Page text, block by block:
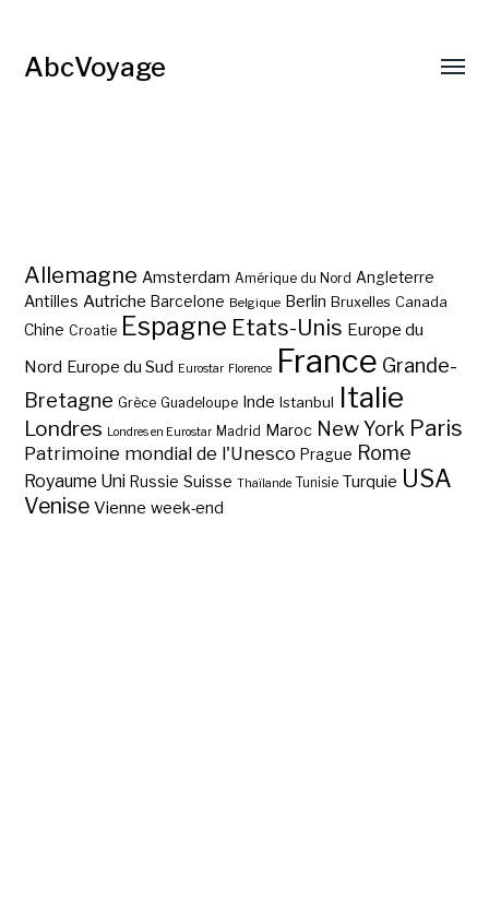
AbcVoyage
Allemagne Amsterdam Amérique du Nord Angleterre
Antilles Autriche Barcelone Belgique Berlin Bruxelles Canada
Chine Croatie Espagne Etats-Unis Europe du
Nord Europe du Sud Eurostar Florence France Grande-
Bretagne Grèce Guadeloupe Inde Istanbul Italie
Londres Londres en Eurostar Madrid Maroc New York Paris
Patrimoine mondial de l'Unesco Prague Rome
Royaume Uni Russie Suisse Thaïlande Tunisie Turquie USA
Venise Vienne week-end